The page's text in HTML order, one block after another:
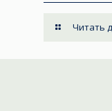
Читать